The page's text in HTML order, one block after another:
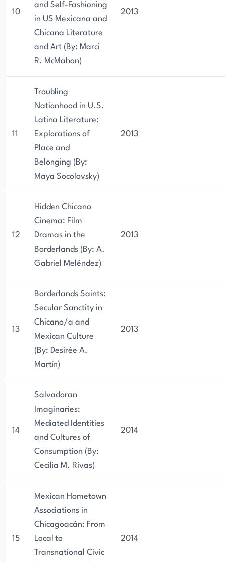
10
and Self-Fashioning
in US Mexicana and
Chicana Literature
and Art (By: Marci
R. McMahon)
2013
11
Troubling
Nationhood in U.S.
Latina Literature:
Explorations of
Place and
Belonging (By:
Maya Socolovsky)
2013
12
Hidden Chicano
Cinema: Film
Dramas in the
Borderlands (By: A.
Gabriel Meléndez)
2013
13
Borderlands Saints:
Secular Sanctity in
Chicano/a and
Mexican Culture
(By: Desirée A.
Martín)
2013
14
Salvadoran
Imaginaries:
Mediated Identities
and Cultures of
Consumption (By:
Cecilia M. Rivas)
2014
15
Mexican Hometown
Associations in
Chicagoacán: From
Local to
Transnational Civic
2014